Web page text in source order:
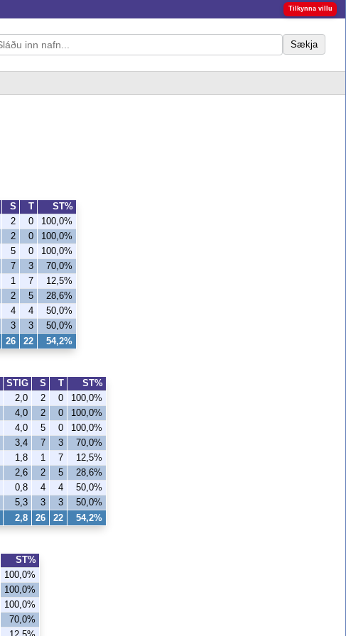
Tilkynna villu
Sækja
S T
ST%
2 0
100,0%
2 0
100,0%
5 0
100,0%
7 3
70,0%
1 7
12,5%
2 5
28,6%
4 4
50,0%
3 3 50,0%
26 22 54,2%
STIG S T
ST%
2,0 2 0
100,0%
4,0 2 0
100,0%
4,0 5 0
100,0%
3,4 7 3
70,0%
1,8 1 7
12,5%
2,6 2 5
28,6%
0,8 4 4
50,0%
5,3 3 3 50,0%
2,8 26 22 54,2%
ST%
100,0%
100,0%
100,0%
70,0%